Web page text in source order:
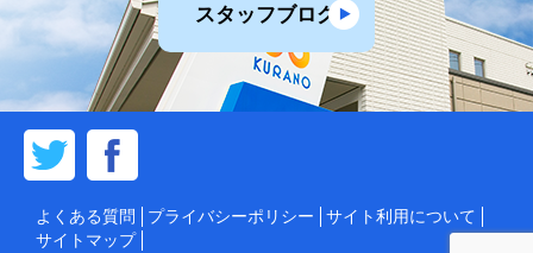
スタッフブログ
よくある質問 プライバシーポリシー
サイト利用について
サイトマップ